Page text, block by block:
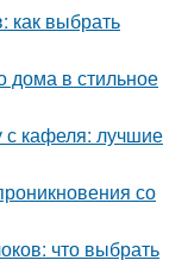
как выбрать
дома в стильное
с кафеля: лучшие
со
что выбрать